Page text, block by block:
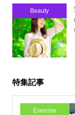
Beauty
特集記事
Exercise